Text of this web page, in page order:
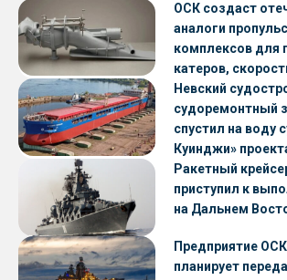
ОСК создаст
аналоги
комплексов для
катеров,
судов с малой
Невский
судоремонтный
спустил на воду
Куинджи»
Ракетный
приступил к
на Дальнем
Предприятие
планирует